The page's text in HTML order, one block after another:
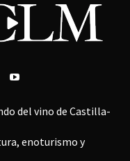
del vino de Castilla-
enoturismo y